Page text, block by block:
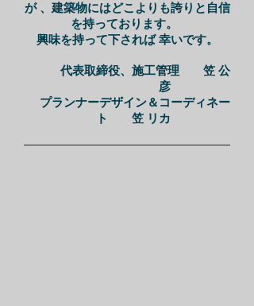
が 、建築物にはどこよりも誇りと自信
を持っております。
興味を持って下されば 幸いです。
代表取締役、施工管理 笠 公
彦
プランナーデザイン＆コーディネー
ト 笠 リカ